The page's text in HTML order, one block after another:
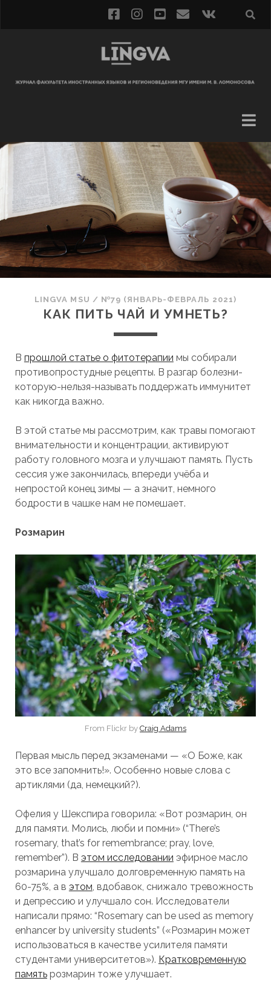
LINGVA MSU / №79 (ЯНВАРЬ-ФЕВРАЛЬ 2021)
КАК ПИТЬ ЧАЙ И УМНЕТЬ?
В прошлой статье о фитотерапии мы собирали
противопростудные рецепты. В разгар болезни-
которую-нельзя-называть поддержать иммунитет
как никогда важно.
В этой статье мы рассмотрим, как травы помогают
внимательности и концентрации, активируют
работу головного мозга и улучшают память. Пусть
сессия уже закончилась, впереди учёба и
непростой конец зимы — а значит, немного
бодрости в чашке нам не помешает.
Розмарин
From Flickr by Craig Adams
Первая мысль перед экзаменами — «О Боже, как
это все запомнить!». Особенно новые слова с
артиклями (да, немецкий?).
Офелия у Шекспира говорила: «Вот розмарин, он
для памяти. Молись, люби и помни» (“There’s
rosemary, that’s for remembrance; pray, love,
remember”). В этом исследовании эфирное масло
розмарина улучшало долговременную память на
60-75%, а в этом, вдобавок, снижало тревожность
и депрессию и улучшало сон. Исследователи
написали прямо: “Rosemary can be used as memory
enhancer by university students” («Розмарин может
использоваться в качестве усилителя памяти
студентами университетов»). Кратковременную
памятьрозмарин тоже улучшает.